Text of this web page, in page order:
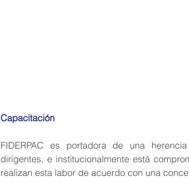
Capacitación
FIDERPAC es portadora de una
dirigentes, e institucionalmente está
realizan esta labor de acuerdo con una